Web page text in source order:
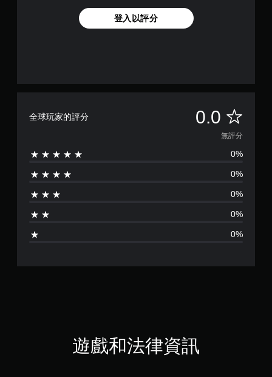
登入以評分
全球玩家的評分 0.0 無
評
分
無評分
0%
0%
0%
0%
0%
遊戲和法律資訊